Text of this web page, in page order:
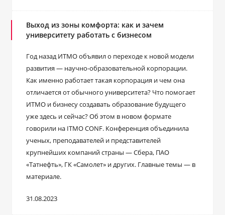
Выход из зоны комфорта: как и зачем
университету работать с бизнесом
Год назад ИТМО объявил о переходе к новой модели
развития ― научно-образовательной корпорации.
Как именно работает такая корпорация и чем она
отличается от обычного университета? Что помогает
ИТМО и бизнесу создавать образование будущего
уже здесь и сейчас? Об этом в новом формате
говорили на ITMO CONF. Конференция объединила
ученых, преподавателей и представителей
крупнейших компаний страны ― Сбера, ПАО
«Татнефть», ГК «Самолет» и других. Главные темы ― в
материале.
31.08.2023